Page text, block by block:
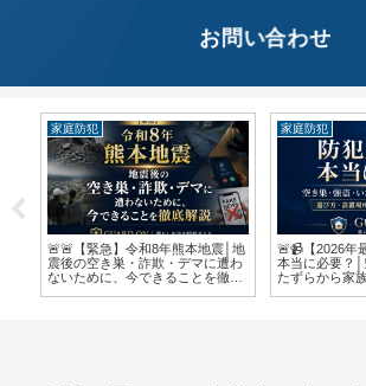
お問い合わせ
家庭防犯
🚨🚨【緊急】令和8年熊本地震│地
震後の空き巣・詐欺・デマに遭わ
ないために、今できることを徹底
家庭防犯
🚨📹【2026年
本当に必要？
たずらから家